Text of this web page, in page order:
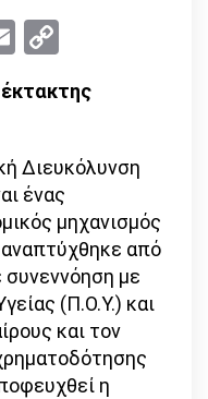
Email
έκτακτης
Διευκόλυνση
ένας
μηχανισμός
από
με
(Π.Ο.Υ.) και
και τον
η